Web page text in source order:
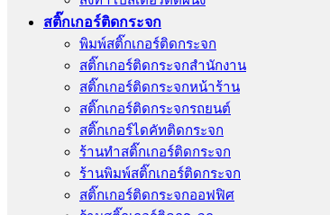
สติ๊กเกอร์ติดกระจก
พิมพ์สติ๊กเกอร์ติดกระจก
สติ๊กเกอร์ติดกระจกสำนักงาน
สติ๊กเกอร์ติดกระจกหน้าร้าน
สติ๊กเกอร์ติดกระจกรถยนต์
สติ๊กเกอร์ไดคัทติดกระจก
ร้านทําสติ๊กเกอร์ติดกระจก
ร้านพิมพ์สติ๊กเกอร์ติดกระจก
สติ๊กเกอร์ติดกระจกออฟฟิศ